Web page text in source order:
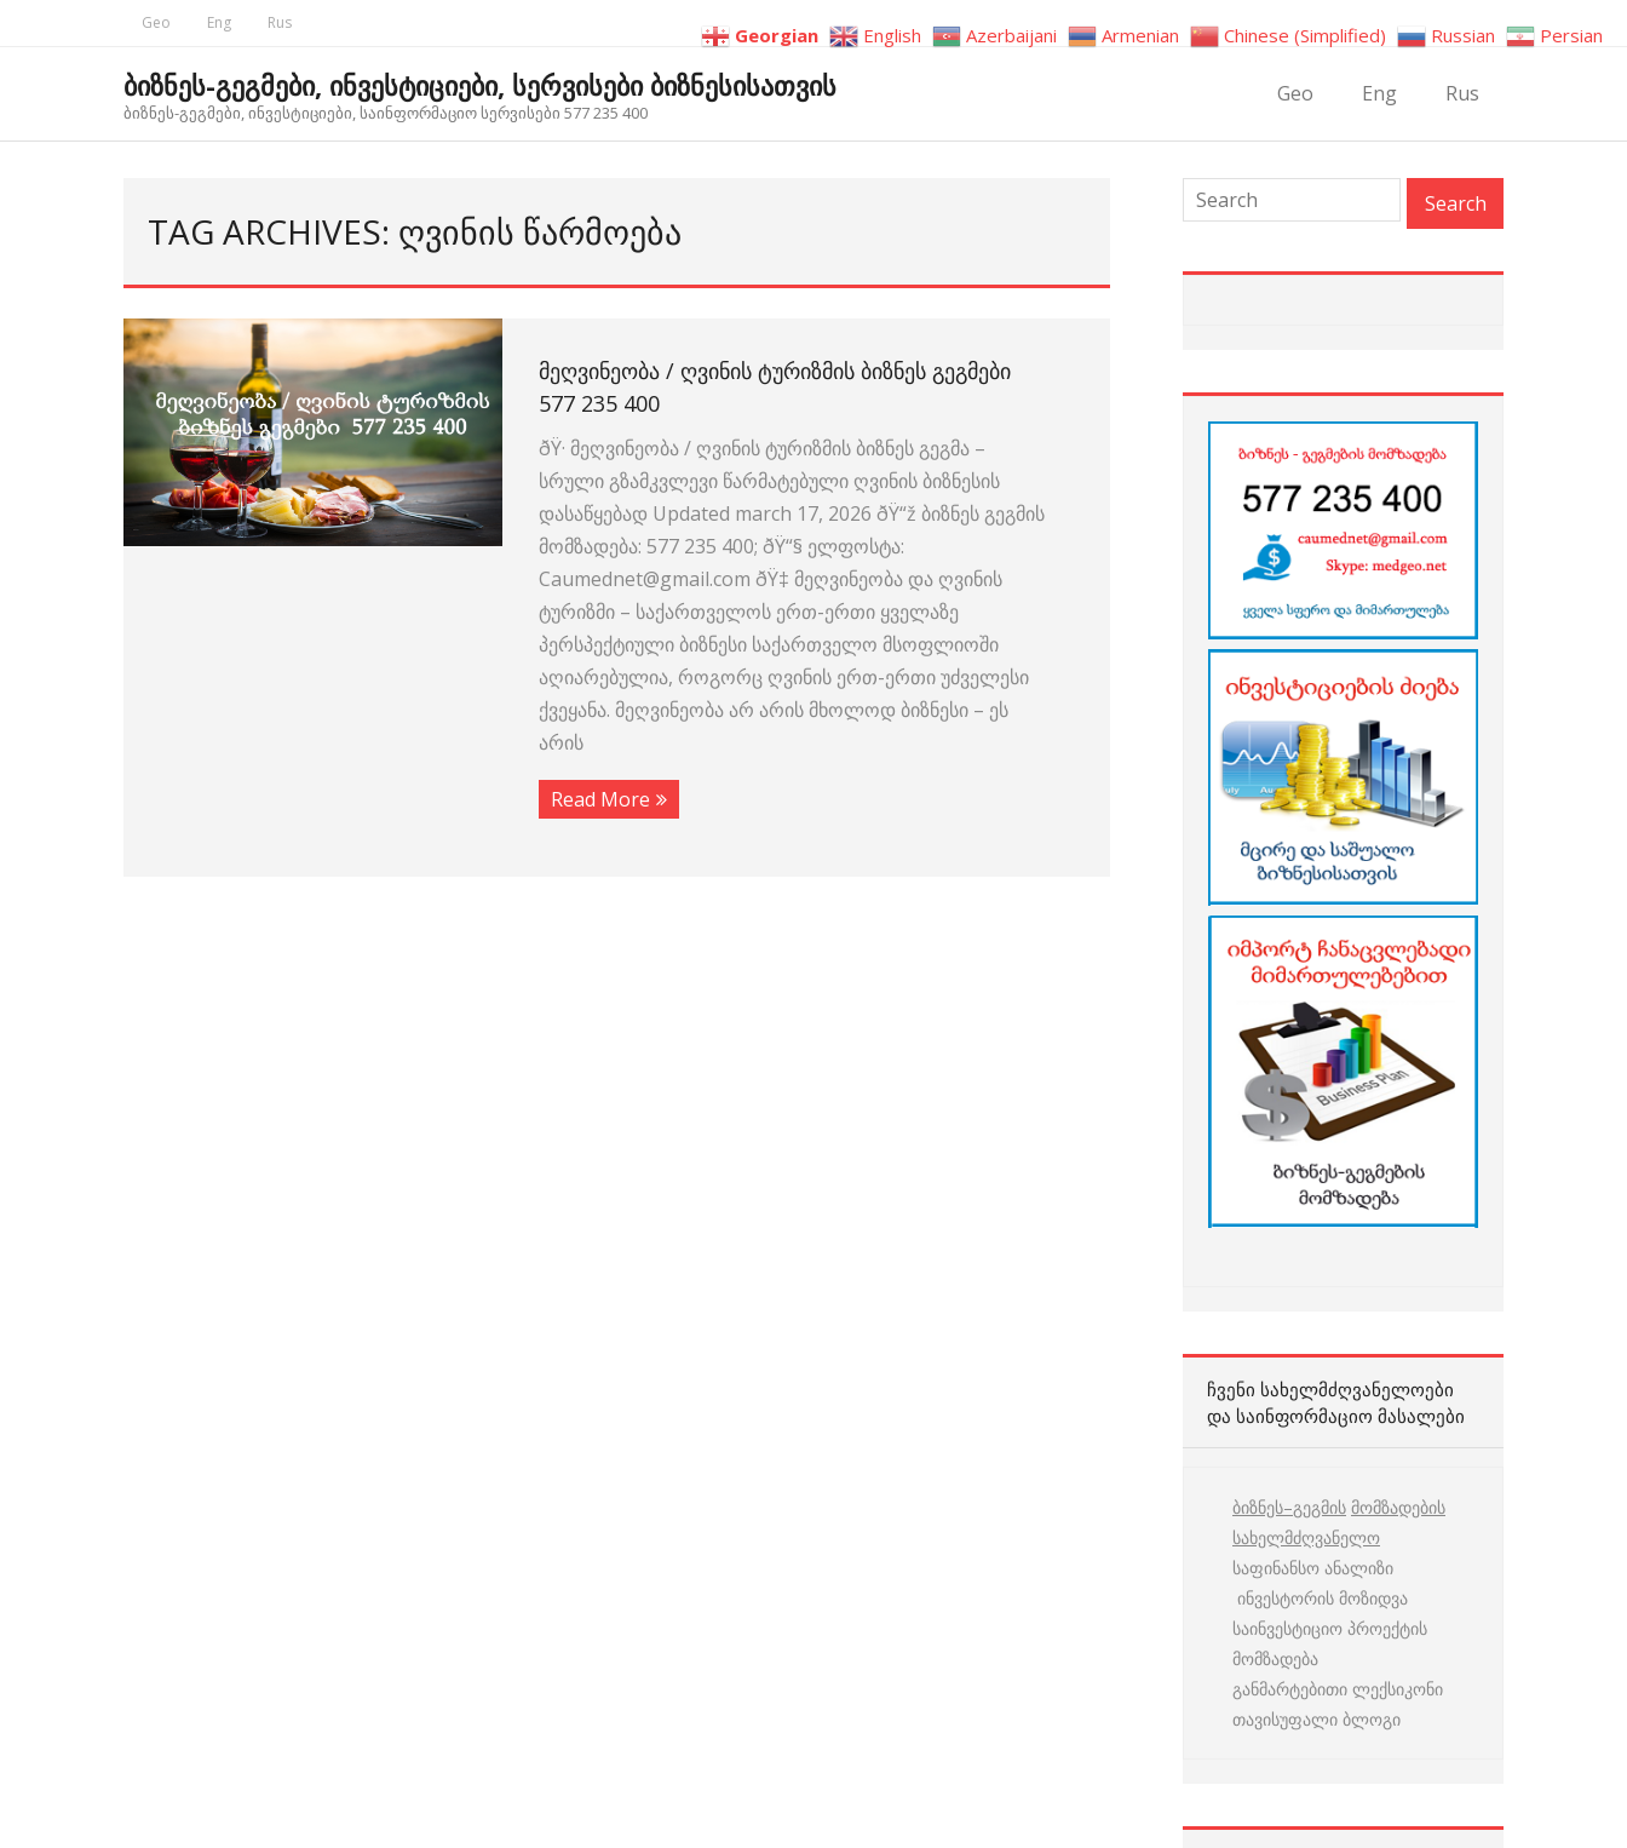
Geo Eng Rus
ბიზნეს-გეგმები, ინვესტიციები, სერვისები ბიზნესისათვის
ბიზნეს-გეგმები, ინვესტიციები, საინფორმაციო სერვისები 577 235 400
Geo Eng Rus
TAG ARCHIVES: ᲦᲕᲘᲜᲘᲡ ᲬᲐᲠᲛᲝᲔᲑᲐ
ᲛᲔᲦᲕᲘᲜᲔᲝᲑᲐ / ᲦᲕᲘᲜᲘᲡ ᲢᲣᲠᲘᲖᲛᲘᲡ ᲑᲘᲖᲜᲔᲡ ᲒᲔᲒᲛᲔᲑᲘ
577 235 400
ðŸ· მეღვინეობა / ღვინის ტურიზმის ბიზნეს გეგმა –
სრული გზამკვლევი წარმატებული ღვინის ბიზნესის
დასაწყებად Updated march 17, 2026 ðŸ“ž ბიზნეს გეგმის
მომზადება: 577 235 400; ðŸ“§ ელფოსტა:
Caumednet@gmail.com ðŸ‡ მეღვინეობა და ღვინის
ტურიზმი – საქართველოს ერთ-ერთი ყველაზე
პერსპექტიული ბიზნესი საქართველო მსოფლიოში
აღიარებულია, როგორც ღვინის ერთ-ერთი უძველესი
ქვეყანა. მეღვინეობა არ არის მხოლოდ ბიზნესი – ეს
არის
Read More
ᲩᲕᲔᲜᲘ ᲡᲐᲮᲔᲚᲛᲫᲦᲕᲐᲜᲔᲚᲝᲔᲑᲘ
ᲓᲐ ᲡᲐᲘᲜᲤᲝᲠᲛᲐᲪᲘᲝ ᲛᲐᲡᲐᲚᲔᲑᲘ
ბიზნეს–გეგმის მომზადების
სახელმძღვანელო
საფინანსო ანალიზი
ინვესტორის მოზიდვა
საინვესტიციო პროექტის
მომზადება
განმარტებითი ლექსიკონი
თავისუფალი ბლოგი
Georgian English Azerbaijani Armenian Chinese (Simplified) Russian Persian